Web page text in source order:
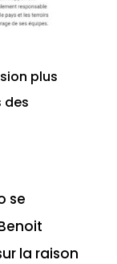
plus
des
se
la raison